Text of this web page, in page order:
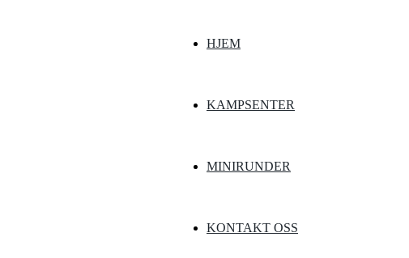
HJEM
KAMPSENTER
MINIRUNDER
KONTAKT OSS